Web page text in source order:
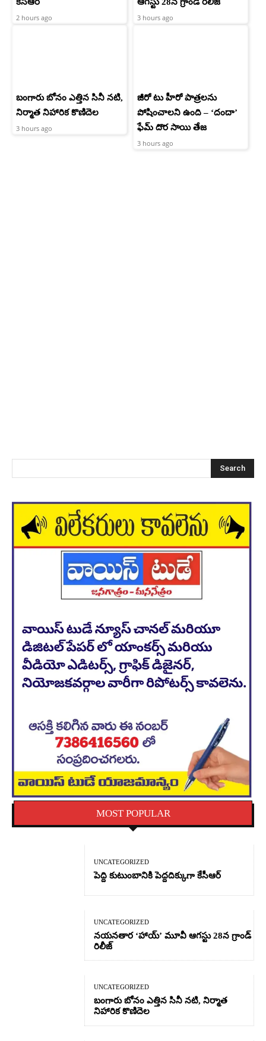
2 hours ago 3 hours ago
బంగారు బోనం ఎత్తిన సినీ నటి,
నిర్మాత నిహారిక కొణిదెల
3 hours ago
జీరో టు హీరో పాత్రలను
పోషించాలని ఉంది – ‘దందా’
ఫేమ్ దొర సాయి తేజ
3 hours ago
Search
MOST POPULAR
UNCATEGORIZED
పెద్ది కుటుంబానికి పెద్దదిక్కుగా కేసీఆర్
UNCATEGORIZED
నయనతార ‘హాయ్’ మూవీ ఆగస్టు 28న గ్రాండ్
రిలీజ్
UNCATEGORIZED
బంగారు బోనం ఎత్తిన సినీ నటి, నిర్మాత
నిహారిక కొణిదెల